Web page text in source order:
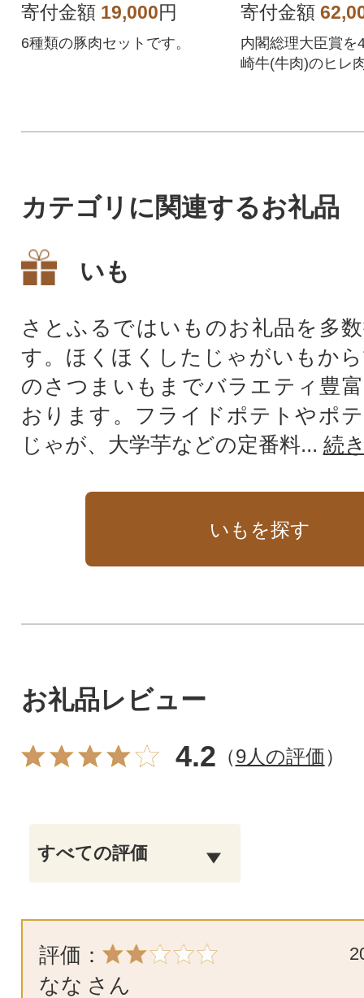
寄付金額 19,000円
6種類の豚肉セットです。
寄付金額
内閣総理大臣賞を
崎牛(牛肉)のヒレ
カテゴリに関連するお礼品
いも
さとふるではいものお礼品を多
す。ほくほくしたじゃがいもか
のさつまいもまでバラエティ豊
おります。フライドポテトやポ
じゃが、大学芋などの定番料... 続
いもを探す
お礼品レビュー
4.2 （9人の評価）
評価：
なな さん